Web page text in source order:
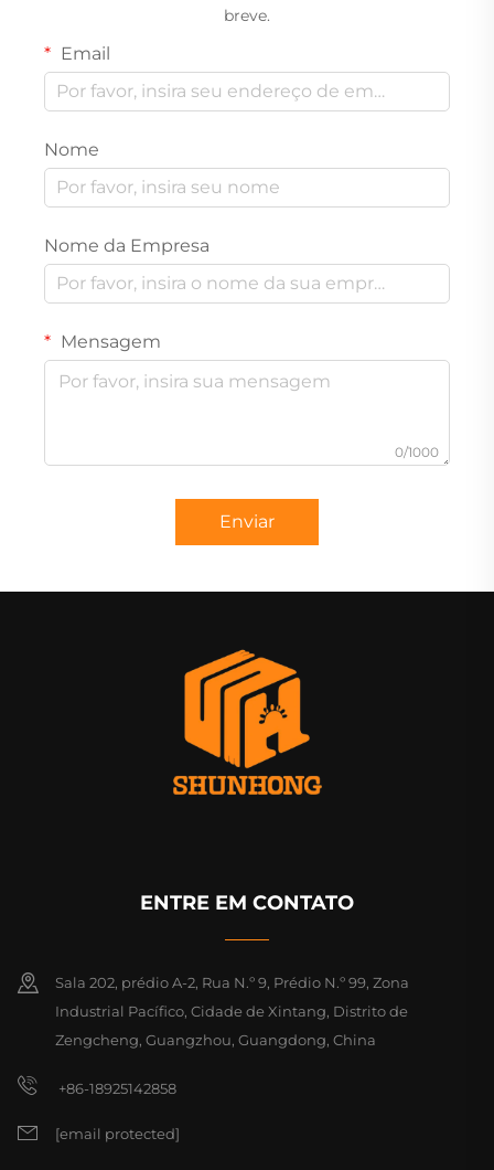
breve.
Email
Nome
Nome da Empresa
Mensagem
0/1000
Enviar
ENTRE EM CONTATO
Sala 202, prédio A-2, Rua N.º 9, Prédio N.º 99, Zona
Industrial Pacífico, Cidade de Xintang, Distrito de
Zengcheng, Guangzhou, Guangdong, China
+86-18925142858
[email protected]